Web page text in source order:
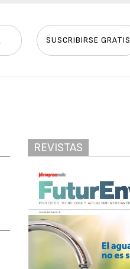
SUSCRIBIRSE GRATIS
REVISTAS